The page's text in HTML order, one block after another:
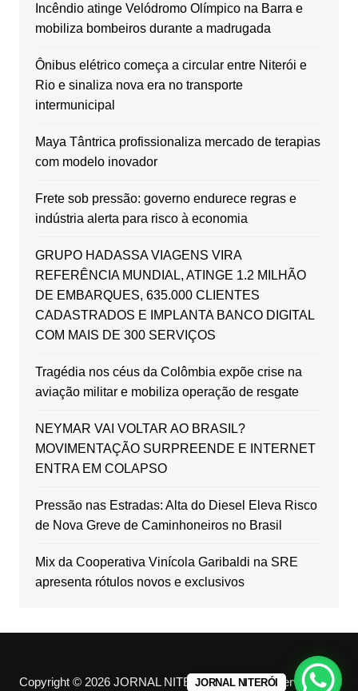
Incêndio atinge Velódromo Olímpico na Barra e
mobiliza bombeiros durante a madrugada
Ônibus elétrico começa a circular entre Niterói e
Rio e sinaliza nova era no transporte
intermunicipal
Maya Tântrica profissionaliza mercado de terapias
com modelo inovador
Frete sob pressão: governo endurece regras e
indústria alerta para risco à economia
GRUPO HADASSA VIAGENS VIRA
REFERÊNCIA MUNDIAL, ATINGE 1.2 MILHÃO
DE EMBARQUES, 635.000 CLIENTES
CADASTRADOS E IMPLANTA BANCO DIGITAL
COM MAIS DE 300 SERVIÇOS
Tragédia nos céus da Colômbia expõe crise na
aviação militar e mobiliza operação de resgate
NEYMAR VAI VOLTAR AO BRASIL?
MOVIMENTAÇÃO SURPREENDE E INTERNET
ENTRA EM COLAPSO
Pressão nas Estradas: Alta do Diesel Eleva Risco
de Nova Greve de Caminhoneiros no Brasil
Mix da Cooperativa Vinícola Garibaldi na SRE
apresenta rótulos novos e exclusivos
Copyright © 2026 JORNAL NITERÓI. All rights reserved.
JORNAL NITERÓI